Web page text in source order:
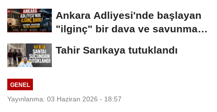
Ankara Adliyesi'nde başlayan
"ilginç" bir dava ve savunma
Tahir Sarıkaya tutuklandı
GENEL
Yayınlanma: 03 Haziran 2026 - 18:57